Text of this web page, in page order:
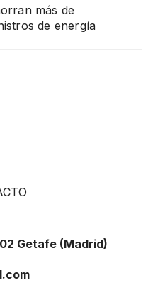
más de
de energía
Getafe (Madrid)